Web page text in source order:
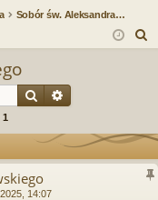
uj
tru
Sobór św. Aleksandra Newskiego
j
Szukaj
1
14:07